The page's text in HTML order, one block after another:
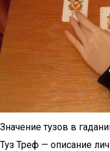
Значение тузов в
Туз Треф — описание